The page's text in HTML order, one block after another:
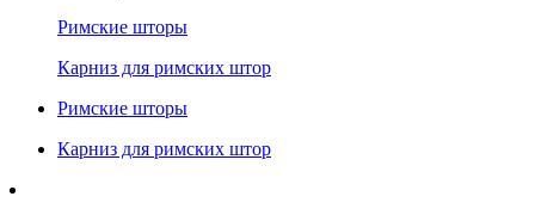
Римские шторы
Карниз для римских штор
Римские шторы
Карниз для римских штор